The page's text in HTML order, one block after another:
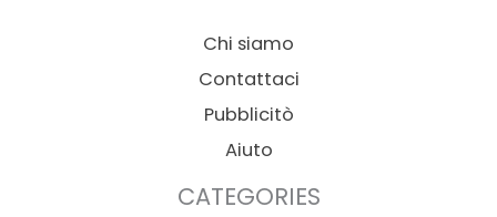
Chi siamo
Contattaci
Pubblicitò
Aiuto
CATEGORIES